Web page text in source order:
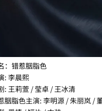
：错惹胭脂色
: 李晨熙
: 王莉萱 / 莹卓 / 王冰清
胭脂色主演: 李明源 / 朱丽岚 /